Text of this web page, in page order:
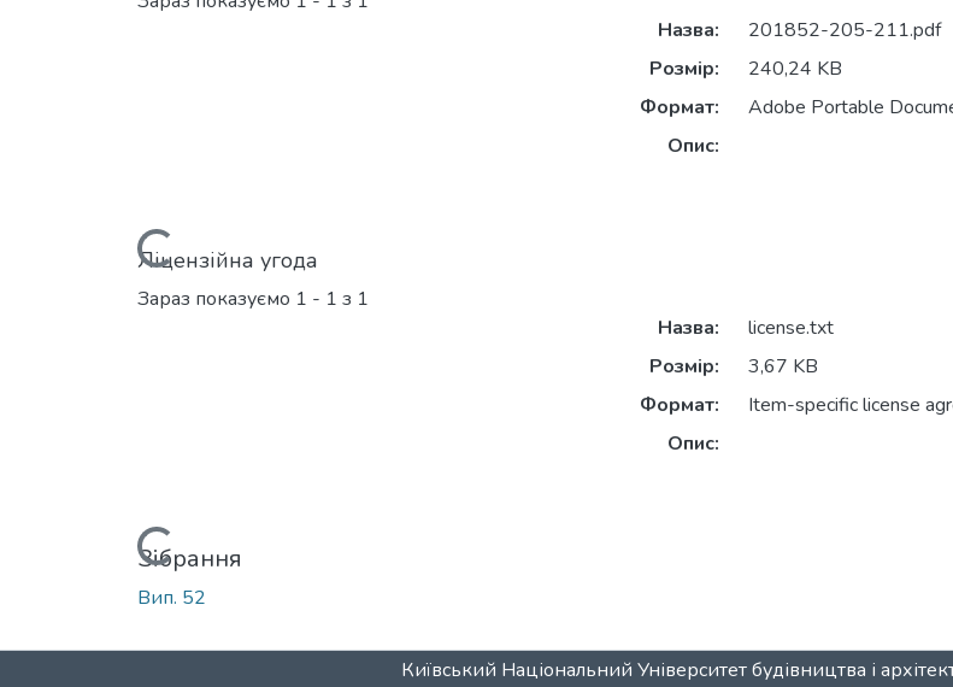
Вантажиться...
Назва:
201852-205-211.pdf
Розмір:
240,24 KB
Формат:
Adobe Portable
Опис:
Ліцензійна угода
Зараз показуємо 1 - 1 з 1
Вантажиться...
Назва:
license.txt
Розмір:
3,67 KB
Формат:
Item-specific license
Опис:
Зібрання
Вип. 52
Київський Національний Університет будівництва і